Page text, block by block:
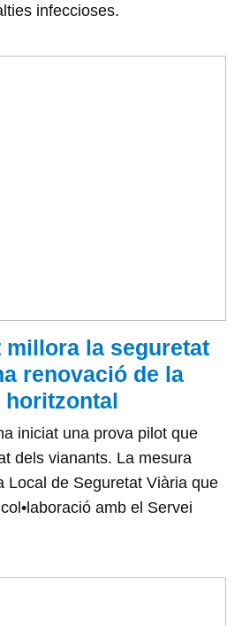
infeccioses.
millora la seguretat
renovació de la
horitzontal
iniciat una prova pilot que
dels vianants. La mesura
Local de Seguretat Viària que
amb el Servei